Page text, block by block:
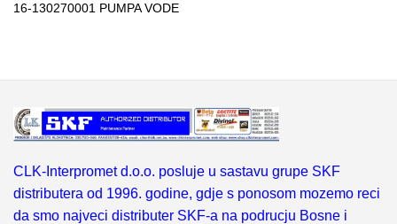
16-130270001 PUMPA VODE
CLK-Interpromet d.o.o. posluje u sastavu grupe SKF
distributera od 1996. godine, gdje s ponosom mozemo reci
da smo najveci distributer SKF-a na podrucju Bosne i